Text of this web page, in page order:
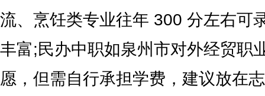
流、烹饪类专业往年 300 分左右可
丰富;民办中职如泉州市对外经贸职
愿，但需自行承担学费，建议放在